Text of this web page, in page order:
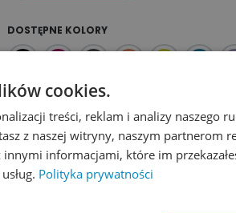
DOSTĘPNE KOLORY
Dodaj do koszyka
Wycena na maila
Zobacz wszystkie kolory
cookies.
treści, reklam i analizy naszego
z naszej witryny, naszym partnerom
innymi informacjami, które im
Polityka prywatności